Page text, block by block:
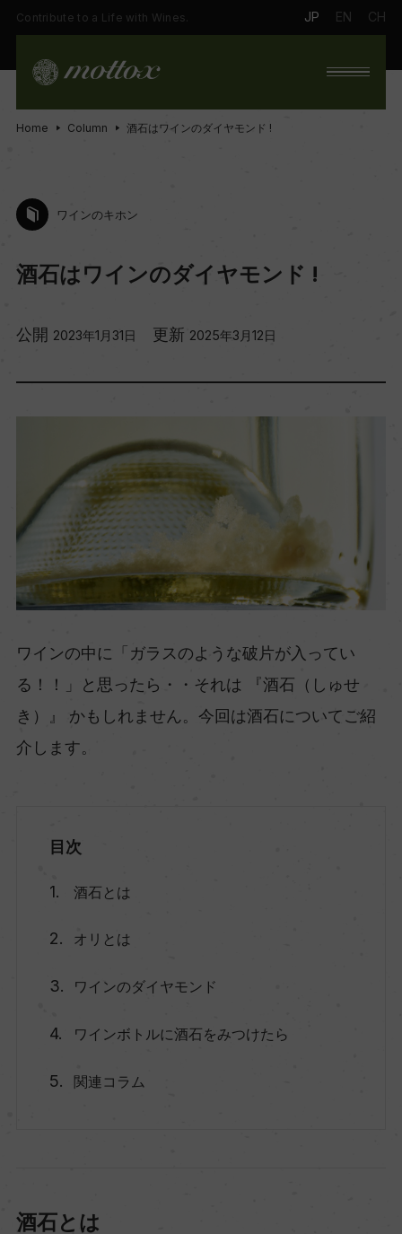
Contribute to a Life with Wines. JP EN CH
Home Column 酒石はワインのダイヤモンド !
ワインのキホン
酒石はワインのダイヤモンド !
公開 2023年1月31日 更新 2025年3月12日
ワインの中に「ガラスのような破片が入ってい
る！！」と思ったら・・それは 『酒石（しゅせ
き）』 かもしれません。今回は酒石についてご紹
介します。
目次
酒石とは
オリとは
ワインのダイヤモンド
ワインボトルに酒石をみつけたら
関連コラム
酒石とは